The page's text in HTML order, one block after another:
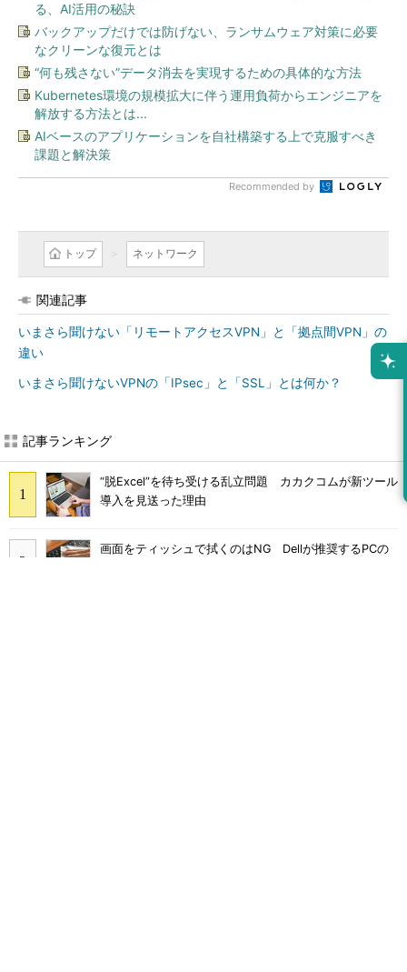
る、AI活用の秘訣
バックアップだけでは防げない、ランサムウェア対策に必要
なクリーンな復元とは
“何も残さない”データ消去を実現するための具体的な方法
Kubernetes環境の規模拡大に伴う運用負荷からエンジニアを
解放する方法とは...
AIベースのアプリケーションを自社構築する上で克服すべき
課題と解決策
Recommended by
トップ ネットワーク
関連記事
いまさら聞けない「リモートアクセスVPN」と「拠点間VPN」の
違い
いまさら聞けないVPNの「IPsec」と「SSL」とは何か？
記事ランキング
“脱Excel”を待ち受ける乱立問題 カカクコムが新ツール
導入を見送った理由
画面をティッシュで拭くのはNG Dellが推奨するPCの